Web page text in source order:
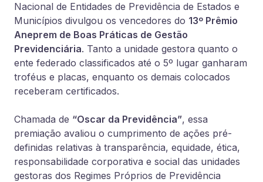
Nacional de Entidades de Previdência de Estados e
Municípios divulgou os vencedores do 13º Prêmio
Aneprem de Boas Práticas de Gestão
Previdenciária. Tanto a unidade gestora quanto o
ente federado classificados até o 5º lugar ganharam
troféus e placas, enquanto os demais colocados
receberam certificados.
Chamada de “Oscar da Previdência”, essa
premiação avaliou o cumprimento de ações pré-
definidas relativas à transparência, equidade, ética,
responsabilidade corporativa e social das unidades
gestoras dos Regimes Próprios de Previdência